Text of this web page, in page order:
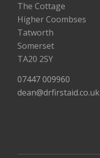
The Cottage
Higher Coombses
Tatworth
Somerset
TA20 2SY
07447 009960
dean@drfirstaid.co.uk